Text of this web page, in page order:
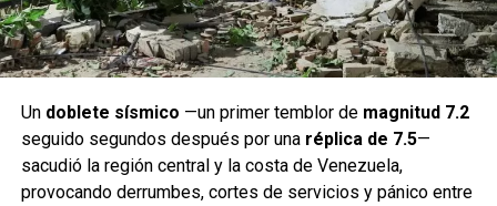
Un doblete sísmico —un primer temblor de magnitud 7.2
seguido segundos después por una réplica de 7.5—
sacudió la región central y la costa de Venezuela,
provocando derrumbes, cortes de servicios y pánico entre